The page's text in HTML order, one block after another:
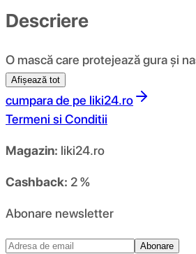
Descriere
O mască care protejează gura și
Afișează tot
cumpara de pe liki24.ro
Termeni si Conditii
Magazin: liki24.ro
Cashback: 2 %
Abonare newsletter
Abonare